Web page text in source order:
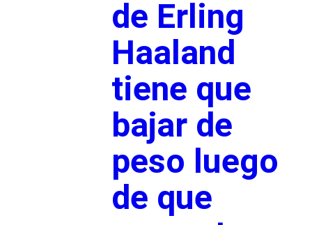
de Erling
Haaland
tiene que
bajar de
peso luego
de que